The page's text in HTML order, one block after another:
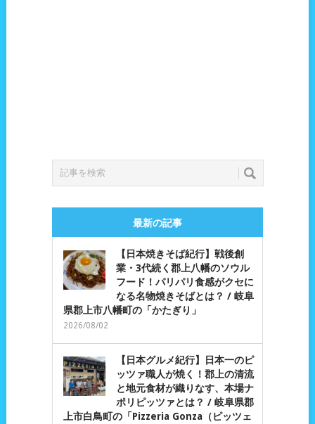
最新の記事
【日本焼きそば紀行】戦後創
業・3代続く郡上八幡のソウル
フード！パリパリ食感がクセに
なる名物焼きそばとは？ / 岐阜
県郡上市八幡町の「かたぎり」
2026/08/02
【日本グルメ紀行】日本一のピ
ッツァ職人が焼く！郡上の清流
と地元食材が織りなす、本場ナ
ポリピッツァとは？ / 岐阜県郡
上市白鳥町の「Pizzeria Gonza（ピッツェ